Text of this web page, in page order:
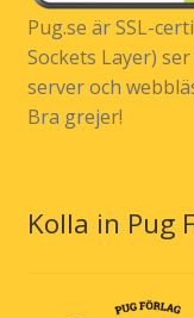
Pug.se är SSL-
Sockets Layer)
server och
Bra grejer!
Kolla in Pug